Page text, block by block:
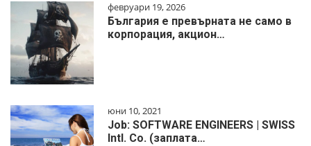
февруари 19, 2026
България е превърната не само в
корпорация, акцион…
юни 10, 2021
Job: SOFTWARE ENGINEERS | SWISS
Intl. Co. (заплата…